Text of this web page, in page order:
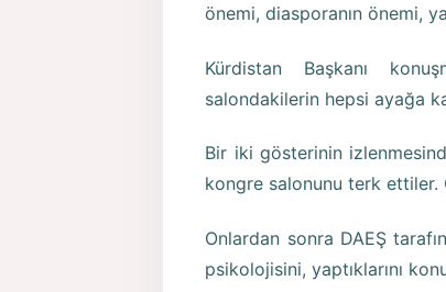
önemi, diasporanın önemi,
Kürdistan Başkanı
salondakilerin hepsi ayağa
Bir iki gösterinin
kongre salonunu terk ettiler.
Onlardan sonra DAEŞ
psikolojisini, yaptıklarını